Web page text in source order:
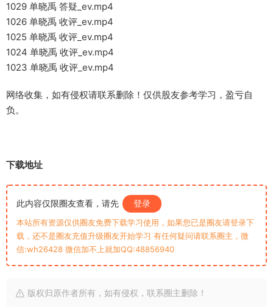
1029 单晓禹 答疑_ev.mp4
1026 单晓禹 收评_ev.mp4
1025 单晓禹 收评_ev.mp4
1024 单晓禹 收评_ev.mp4
1023 单晓禹 收评_ev.mp4
网络收集，如有侵权请联系删除！仅供股友参考学习，盈亏自
负。
下载地址
此内容仅限圈友查看，请先 登录
本站所有资源仅供圈友免费下载学习使用，如果您已是圈友请登录下
载，还不是圈友充值升级圈友开始学习 有任何疑问请联系圈主，微
信:wh26428 微信加不上就加QQ:48856940
版权归原作者所有，如有侵权，联系圈主删除！